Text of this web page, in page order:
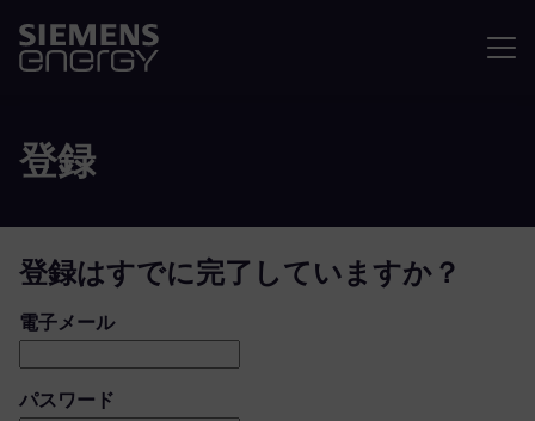
登録
登録はすでに完了していますか？
ログイン：ユーザーとパスワード
電子メール
パスワード